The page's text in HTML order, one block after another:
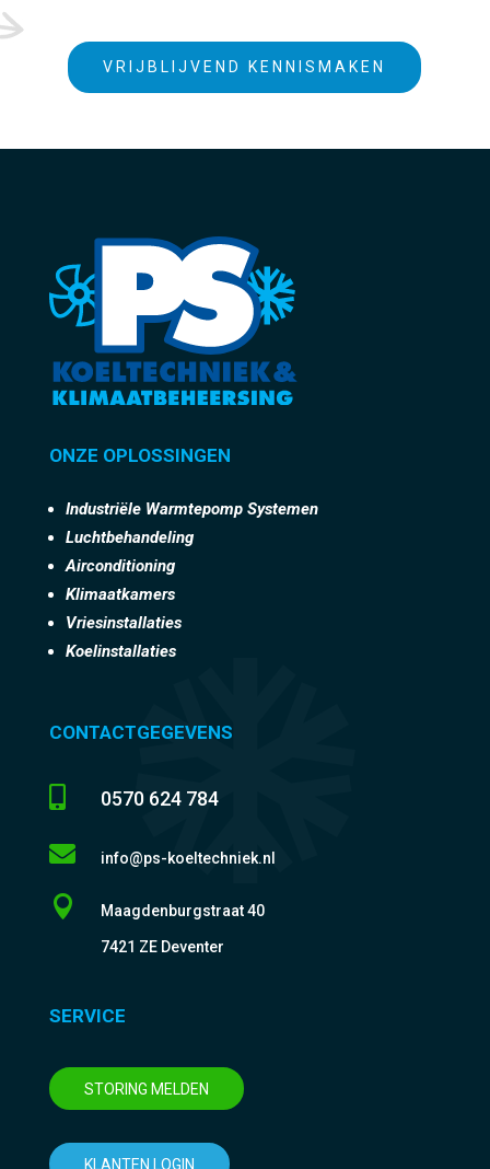
VRIJBLIJVEND KENNISMAKEN
ONZE OPLOSSINGEN
Industriële Warmtepomp Systemen
Luchtbehandeling
Airconditioning
Klimaatkamers
Vriesinstallaties
Koelinstallaties
CONTACTGEGEVENS
0570 624 784
 info@ps-koeltechniek.nl
 Maagdenburgstraat 40
7421 ZE Deventer
SERVICE
STORING MELDEN
KLANTEN LOGIN